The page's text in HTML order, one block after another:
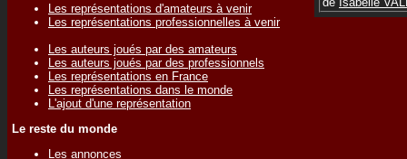
Les représentations d'amateurs à venir
Les représentations professionnelles à venir
Les auteurs joués par des amateurs
Les auteurs joués par des professionnels
Les représentations en France
Les représentations dans le monde
L'ajout d'une représentation
Le reste du monde
Les annonces